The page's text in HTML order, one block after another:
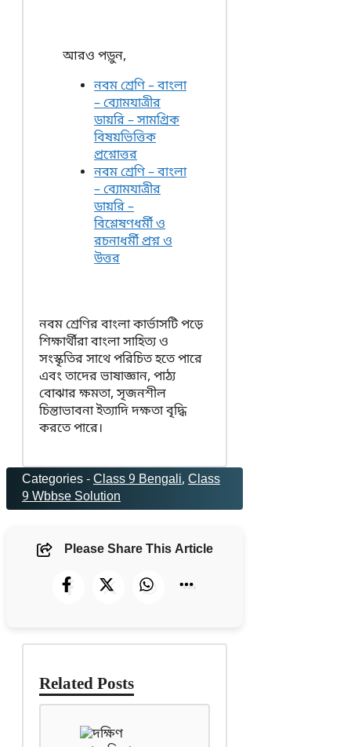
আরও পড়ুন,
নবম শ্রেণি – বাংলা
– ব্যোমযাত্রীর
ডায়রি – সামগ্রিক
বিষয়ভিত্তিক
প্রশ্নোত্তর
নবম শ্রেণি – বাংলা
– ব্যোমযাত্রীর
ডায়রি –
বিশ্লেষণধর্মী ও
রচনাধর্মী প্রশ্ন ও
উত্তর
নবম শ্রেণির বাংলা কার্ভাসটি পড়ে
শিক্ষার্থীরা বাংলা সাহিত্য ও
সংস্কৃতির সাথে পরিচিত হতে পারে
এবং তাদের ভাষাজ্ঞান, পাঠ্য
বোঝার ক্ষমতা, সৃজনশীল
চিন্তাভাবনা ইত্যাদি দক্ষতা বৃদ্ধি
করতে পারে।
Categories -Class 9 Bengali, Class
9 Wbbse Solution
Please Share This Article
Related Posts